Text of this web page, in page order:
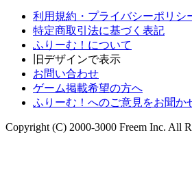
利用規約・プライバシーポリシ
特定商取引法に基づく表記
ふりーむ！について
旧デザインで表示
お問い合わせ
ゲーム掲載希望の方へ
ふりーむ！へのご意見をお聞か
Copyright (C) 2000-3000 Freem Inc. All